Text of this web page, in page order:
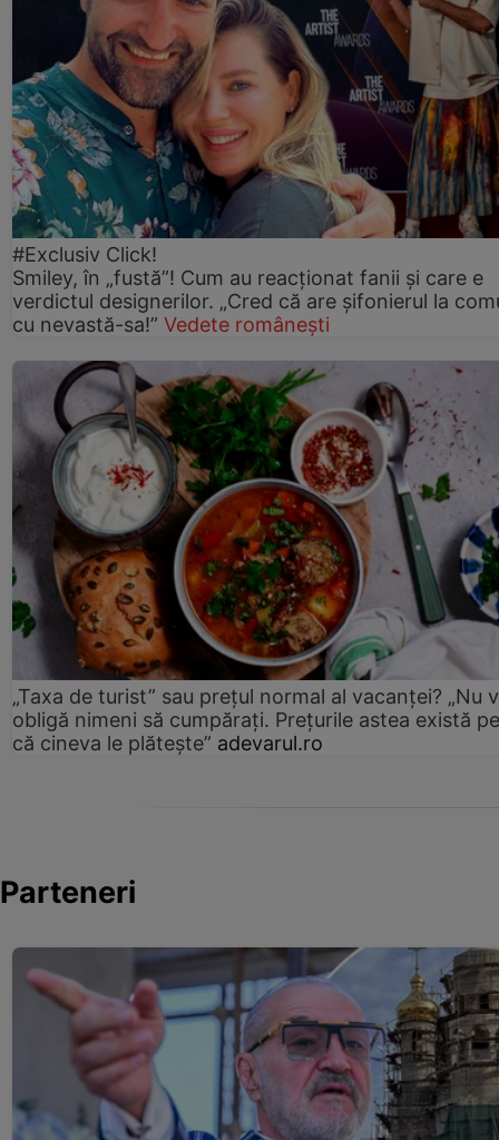
#Exclusiv Click!
Smiley, în „fustă”! Cum au reacționat fanii și care e
verdictul designerilor. „Cred că are șifonierul la
cu nevastă-sa!” Vedete românești
„Taxa de turist” sau prețul normal al vacanței? „Nu
obligă nimeni să cumpărați. Prețurile astea există
că cineva le plătește” adevarul.ro
Parteneri